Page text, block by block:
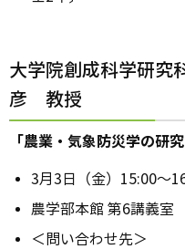
大学院創成科学研
彦 教授
「農業・気象防災学の研
3月3日（金）15:00～
農学部本館 第6講義室
＜問い合わせ先＞